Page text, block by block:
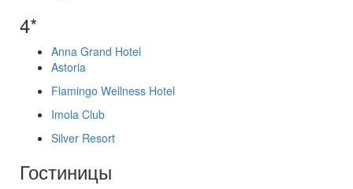
4*
Anna Grand Hotel
Astoria
Flamingo Wellness Hotel
Imola Club
Silver Resort
Гостиницы